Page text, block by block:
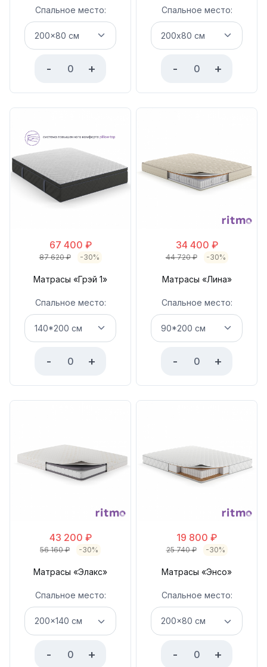
Спальное место:
- +
Спальное место:
- +
67 400 ₽
87 620₽ -30%
Матрасы «Грэй 1»
Спальное место:
- +
34 400 ₽
44 720₽ -30%
Матрасы «Лина»
Спальное место:
- +
43 200 ₽
56 160₽ -30%
Матрасы «Элакс»
Спальное место:
- +
19 800 ₽
25 740₽ -30%
Матрасы «Энсо»
Спальное место:
- +